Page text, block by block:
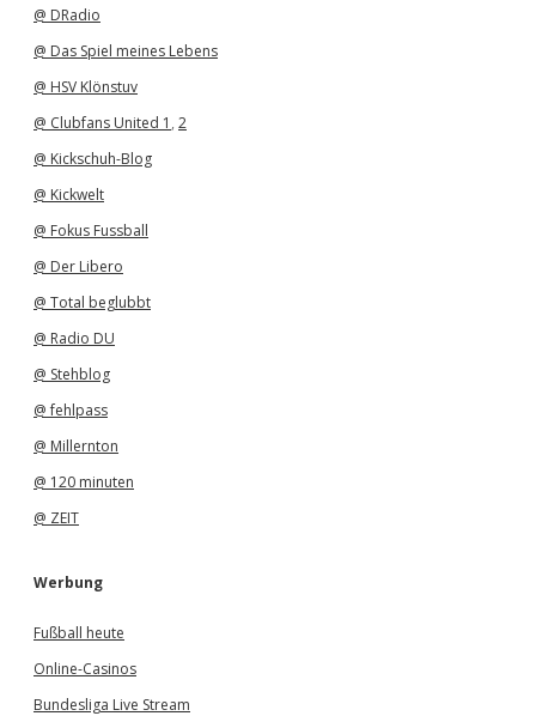
@ DRadio
@ Das Spiel meines Lebens
@ HSV Klönstuv
@ Clubfans United 1 , 2
@ Kickschuh-Blog
@ Kickwelt
@ Fokus Fussball
@ Der Libero
@ Total beglubbt
@ Radio DU
@ Stehblog
@ fehlpass
@ Millernton
@ 120 minuten
@ ZEIT
Werbung
Fußball heute
Online-Casinos
Bundesliga Live Stream